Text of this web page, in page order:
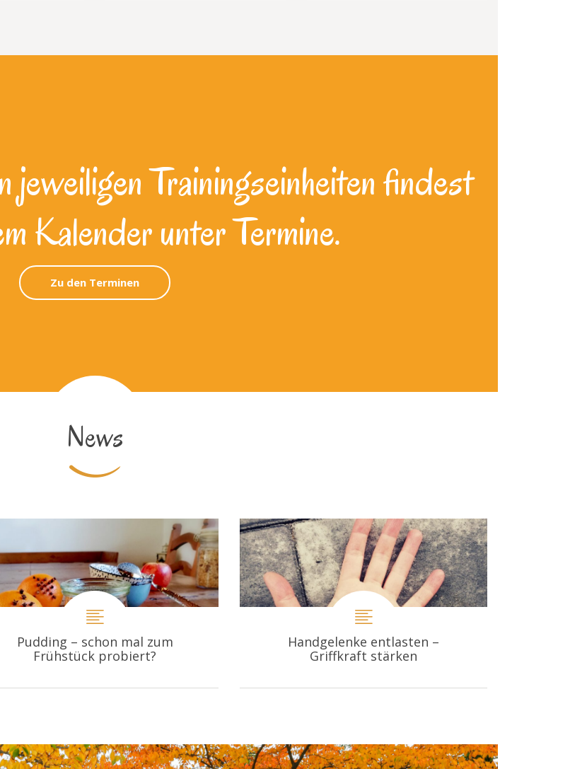
jeweiligen Trainingseinheiten findest
Kalender unter Termine.
Zu den Terminen
News
Pudding – schon mal zum
Frühstück probiert?
Handgelenke entlasten –
Griffkraft stärken